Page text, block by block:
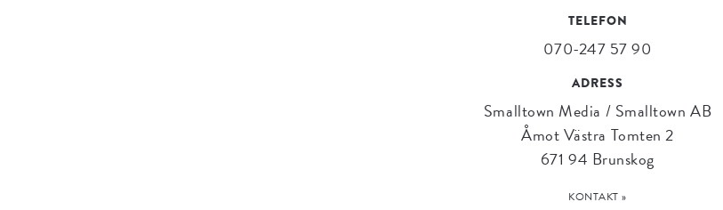
TELEFON
070-247 57 90
ADRESS
Smalltown Media / Smalltown AB
Åmot Västra Tomten 2
671 94 Brunskog
KONTAKT »